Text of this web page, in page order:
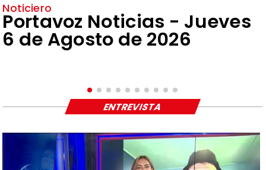
Noticiero
Portavoz Noticias - Jueves
6 de Agosto de 2026
ENTREVISTA